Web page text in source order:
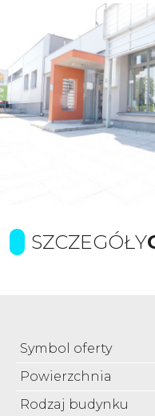
SZCZEGÓŁY
Symbol oferty
Powierzchnia
Rodzaj budynku